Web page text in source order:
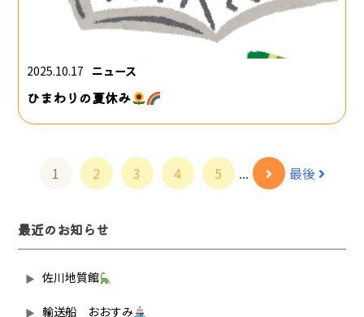
2025.10.17 ニュース
ひまわりの夏休み
1 2 3 4 5 ... 最後
最近のお知らせ
佐川地質館
輸送船 おおすみ